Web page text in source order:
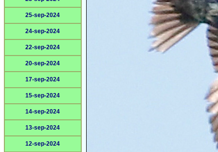
25-sep-2024
24-sep-2024
22-sep-2024
20-sep-2024
17-sep-2024
15-sep-2024
14-sep-2024
13-sep-2024
12-sep-2024